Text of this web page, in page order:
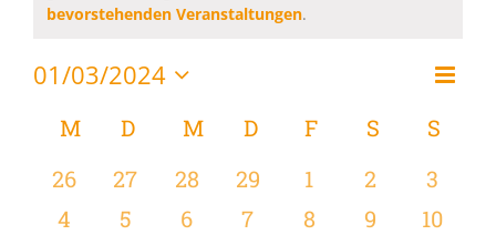
bevorstehenden Veranstaltungen.
Monat
01/03/2024
wählen.
Kalender
von
Veranstaltungen
MMONTAG
D DIENSTAG
MMITTWOCH
D DONNERSTAG
F FREITAG
S SAMSTAG
S
0
Veranstaltungen
26
0
Veranstaltungen
27
0
Veranstaltungen
28
0
Veranstaltungen
29
0
Veranstaltungen
1
0
2
0
3
0
4
0
5
0
6
0
7
0
8
0
9
0
10